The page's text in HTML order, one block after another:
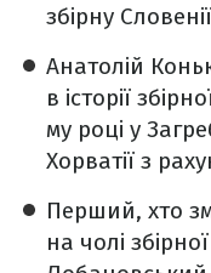
збірну
Анатолій
в історії
му році у
Хорватії з
Перший, хто
на чолі